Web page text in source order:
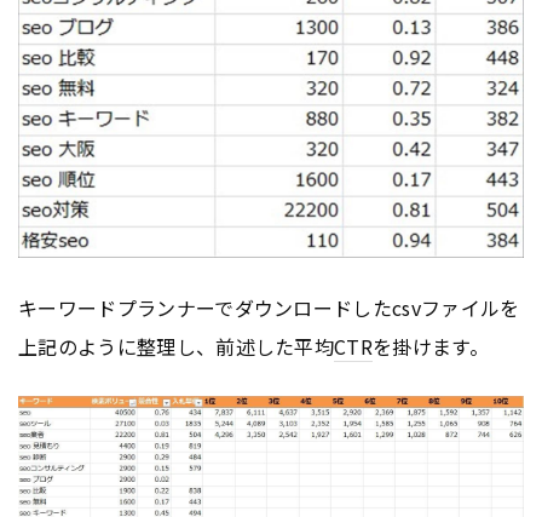
キーワードプランナーでダウンロードしたcsvファイルを
上記のように整理し、前述した平均CTRを掛けます。